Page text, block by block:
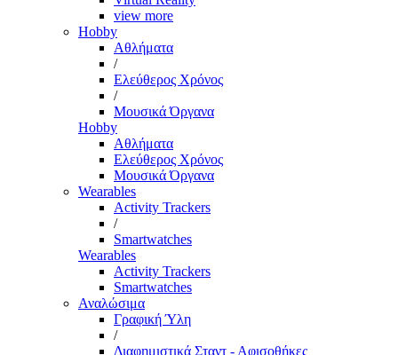
view more
Hobby
Αθλήματα
/
Ελεύθερος Χρόνος
/
Μουσικά Όργανα
Hobby
Αθλήματα
Ελεύθερος Χρόνος
Μουσικά Όργανα
Wearables
Activity Trackers
/
Smartwatches
Wearables
Activity Trackers
Smartwatches
Αναλώσιμα
Γραφική Ύλη
/
Διαφημιστικά Σταντ - Αφισοθήκες